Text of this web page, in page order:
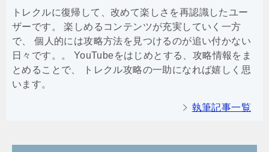
トレクルに復帰して、改めて楽しさを再認識したユー
ザーです。 楽しめるコンテンツが充実していく一方
で、 個人的には攻略方法を見つけるのが追い付かない
日々です。。 YouTubeをはじめとする、攻略情報をま
とめることで、 トレクル攻略の一助になれば嬉しく思
います。
執筆記事一覧